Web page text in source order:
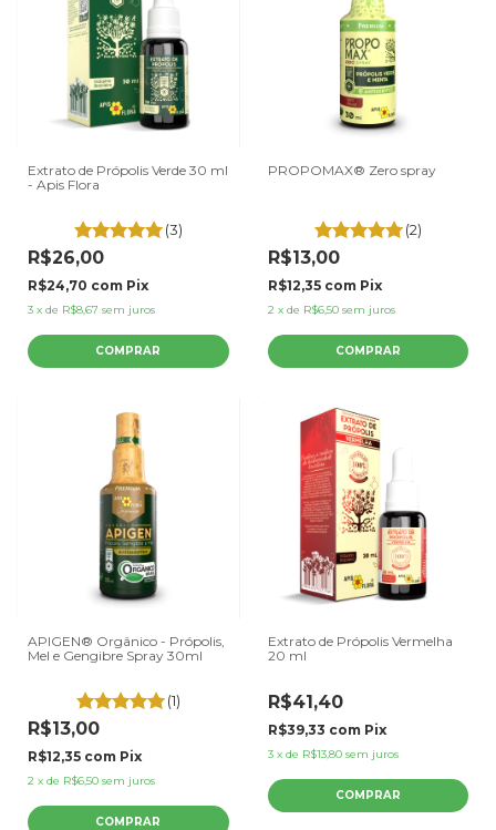
Extrato de Própolis Verde 30 ml
- Apis Flora
(3)
R$26,00
R$24,70 com Pix
3 x de R$8,67 sem juros
PROPOMAX® Zero spray
(2)
R$13,00
R$12,35 com Pix
2 x de R$6,50 sem juros
APIGEN® Orgânico - Própolis,
Mel e Gengibre Spray 30ml
(1)
R$13,00
R$12,35 com Pix
2 x de R$6,50 sem juros
Extrato de Própolis Vermelha
20 ml
R$41,40
R$39,33 com Pix
3 x de R$13,80 sem juros